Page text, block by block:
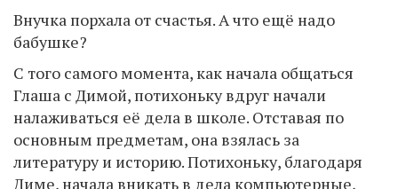
Внучка порхала от счастья. А что ещё надо
бабушке?
С того самого момента, как начала общаться
Глаша с Димой, потихоньку вдруг начали
налаживаться её дела в школе. Отставая по
основным предметам, она взялась за
литературу и историю. Потихоньку, благодаря
Диме, начала вникать в дела компьютерные,